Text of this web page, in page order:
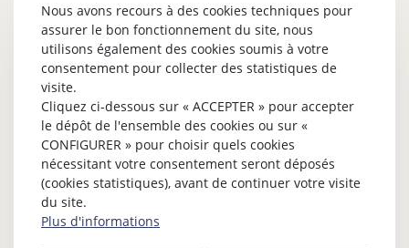
Nous avons recours à des cookies techniques pour
assurer le bon fonctionnement du site, nous
utilisons également des cookies soumis à votre
consentement pour collecter des statistiques de
visite.
Cliquez ci-dessous sur « ACCEPTER » pour accepter
le dépôt de l'ensemble des cookies ou sur «
CONFIGURER » pour choisir quels cookies
nécessitant votre consentement seront déposés
(cookies statistiques), avant de continuer votre visite
du site.
Plus d'informations